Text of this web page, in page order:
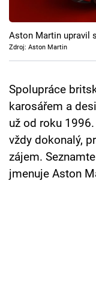
Cool Esport
Pořady
Sledujte
Přihlášení
Sledujte nás
Aston Martin upravil
Zdroj: Aston Martin
Spolupráce
karosářem a
už od roku
vždy dokonalý,
zájem.
jmenuje Aston